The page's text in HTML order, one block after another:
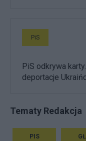
PiS
PiS odkrywa
deportacje
Tematy Redakcja
PIS